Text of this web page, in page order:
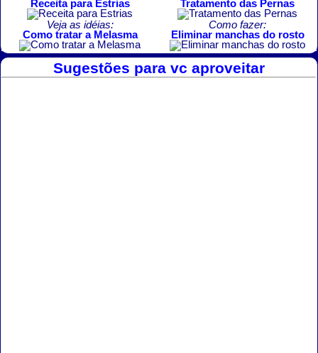
Receita para Estrias
Tratamento das Pernas
Veja as idéias:
Como tratar a Melasma
Como fazer:
Eliminar manchas do rosto
Sugestões para vc aproveitar